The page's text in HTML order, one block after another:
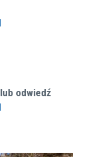
lub odwiedź